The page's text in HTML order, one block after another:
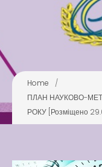
Home
/
ПЛАН НАУКОВО-
РОКУ [Розміщено